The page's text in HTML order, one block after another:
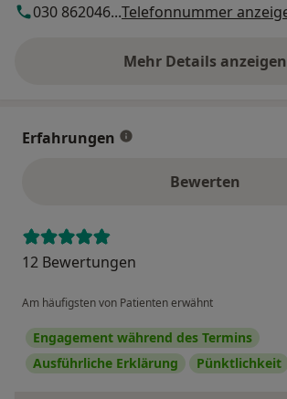
030 862046...Telefonnummer
Mehr Details anzeigen
über die
Erfahrungen
Bewerten
12 Bewertungen
Am häufigsten von Patienten erwähnt
Engagement während des Termins
Ausführliche Erklärung
Pünktlichkeit